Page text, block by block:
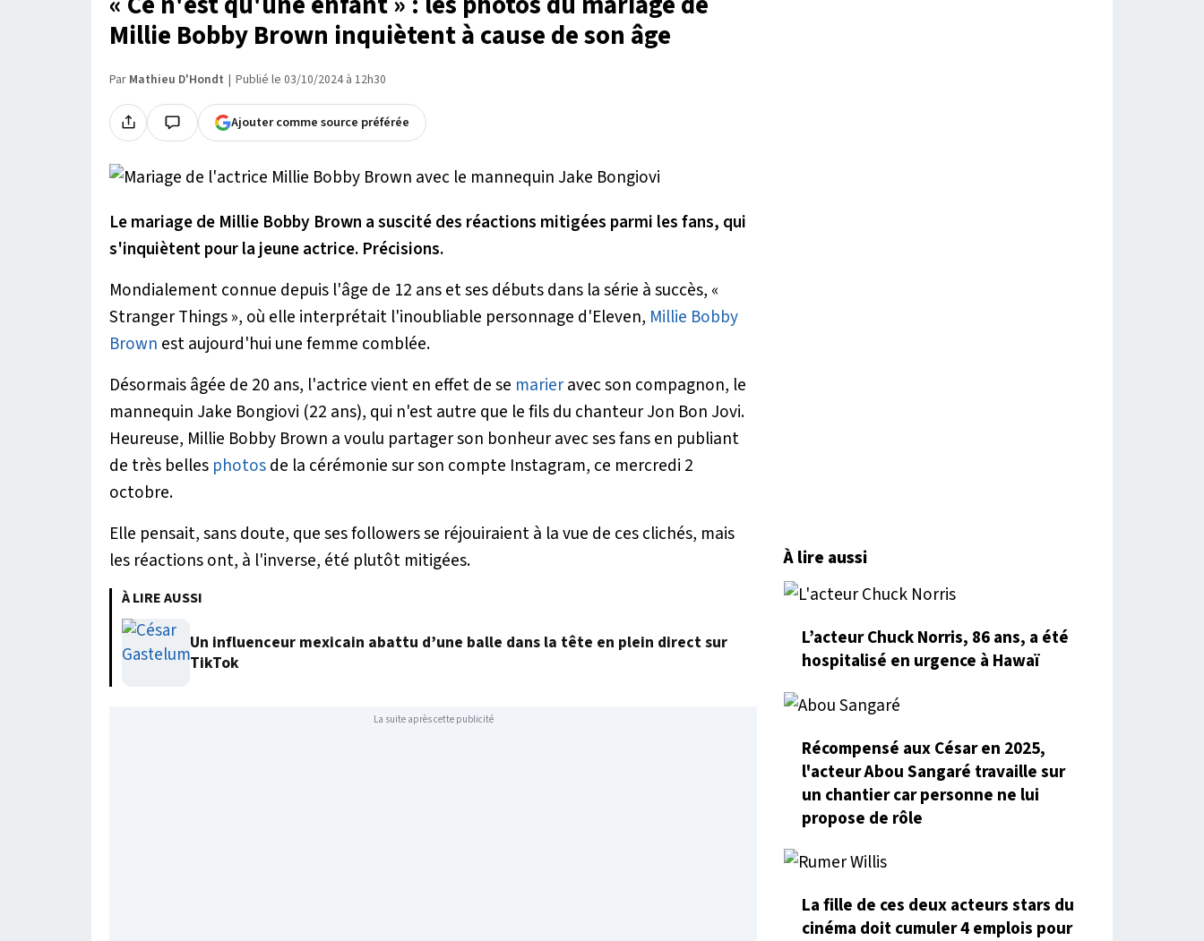
Millie Bobby Brown inquiètent à cause de son âge
Par Mathieu D'Hondt Publié le 03/10/2024 à 12h30
Ajouter comme source préférée
Le mariage de Millie Bobby Brown a suscité des réactions mitigées parmi les fans, qui
s'inquiètent pour la jeune actrice. Précisions.
Mondialement connue depuis l'âge de 12 ans et ses débuts dans la série à succès, «
Stranger Things », où elle interprétait l'inoubliable personnage d'Eleven, Millie Bobby
Brown est aujourd'hui une femme comblée.
Désormais âgée de 20 ans, l'actrice vient en effet de se marieravec son compagnon, le
mannequin Jake Bongiovi (22 ans), qui n'est autre que le fils du chanteur Jon Bon Jovi.
Heureuse, Millie Bobby Brown a voulu partager son bonheur avec ses fans en publiant
de très belles photosde la cérémonie sur son compte Instagram, ce mercredi 2
octobre.
Elle pensait, sans doute, que ses followers se réjouiraient à la vue de ces clichés, mais
les réactions ont, à l'inverse, été plutôt mitigées.
À LIRE AUSSI
Un influenceur mexicain abattu d’une balle dans la tête en plein direct sur
TikTok
La suite après cette publicité
À lire aussi
L’acteur Chuck Norris, 86 ans, a été
hospitalisé en urgence à Hawaï
Récompensé aux César en 2025,
l'acteur Abou Sangaré travaille sur
un chantier car personne ne lui
propose de rôle
La fille de ces deux acteurs stars du
cinéma doit cumuler 4 emplois pour